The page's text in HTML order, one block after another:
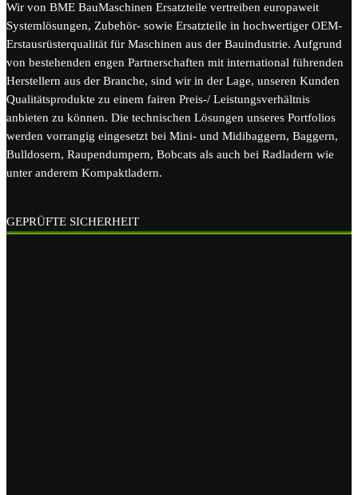
Wir von BME BauMaschinen Ersatzteile vertreiben europaweit
Systemlösungen, Zubehör- sowie Ersatzteile in hochwertiger OEM-
Erstausrüsterqualität für Maschinen aus der Bauindustrie. Aufgrund
von bestehenden engen Partnerschaften mit international führenden
Herstellern aus der Branche, sind wir in der Lage, unseren Kunden
Qualitätsprodukte zu einem fairen Preis-/ Leistungsverhältnis
anbieten zu können. Die technischen Lösungen unseres Portfolios
werden vorrangig eingesetzt bei Mini- und Midibaggern, Baggern,
Bulldosern, Raupendumpern, Bobcats als auch bei Radladern wie
unter anderem Kompaktladern.
GEPRÜFTE SICHERHEIT